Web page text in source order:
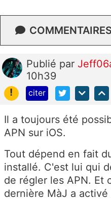
Publié par
10h39
!
citer
Il a toujours été
APN sur iOS.
Tout dépend en fait
installé. C'est lui qui
de régler les APN. Et
dernière MàJ a activé